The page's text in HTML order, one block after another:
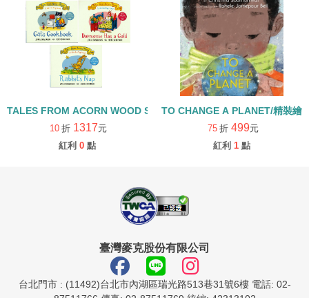
TALES FROM ACORN WOOD STORY COLLECTION 生活日常組/
10 折 1317元
紅利 0 點
TO CHANGE A PLANET/精裝繪
75 折 499元
紅利 1 點
臺灣麥克股份有限公司
台北門市 : (11492)台北市內湖區瑞光路513巷31號6樓 電話: 02-